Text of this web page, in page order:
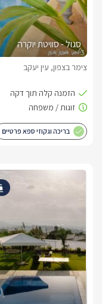
סגול - סוויטת יוקרה
צימר בצפון, עין יעקב
בריכה וגקוזי ספא פרטיים